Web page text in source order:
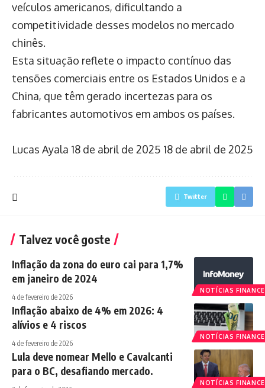
veículos americanos, dificultando a
competitividade desses modelos no mercado
chinês.
Esta situação reflete o impacto contínuo das
tensões comerciais entre os Estados Unidos e a
China, que têm gerado incertezas para os
fabricantes automotivos em ambos os países.
Lucas Ayala 18 de abril de 2025 18 de abril de 2025
Twitter
Talvez você goste
NOTÍCIAS
Inflação da zona do euro cai para 1,7%
em janeiro de 2024
4 de fevereiro de 2026
NOTÍCIAS
Inflação abaixo de 4% em 2026: 4
alívios e 4 riscos
4 de fevereiro de 2026
NOTÍCIAS
Lula deve nomear Mello e Cavalcanti
para o BC, desafiando mercado.